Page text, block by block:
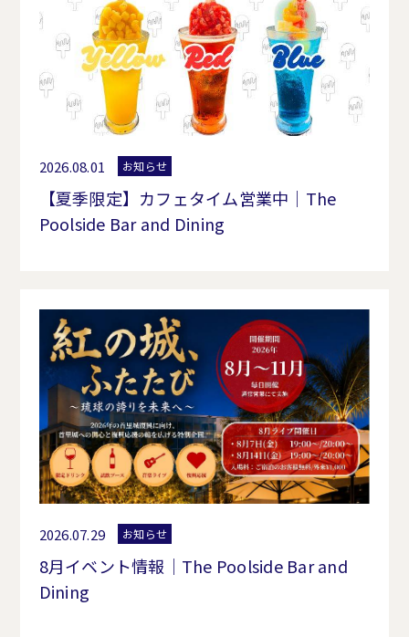
2026.08.01 お知らせ
【夏季限定】カフェタイム営業中｜The
Poolside Bar and Dining
2026.07.29 お知らせ
8月イベント情報｜The Poolside Bar and
Dining